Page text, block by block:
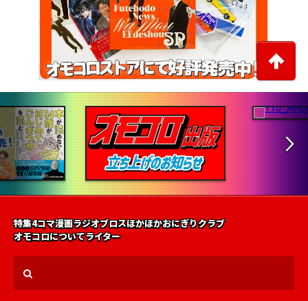
特集4コマ漫画ラジオブロスほかほかおにぎりクラブ
オモコロについてライター